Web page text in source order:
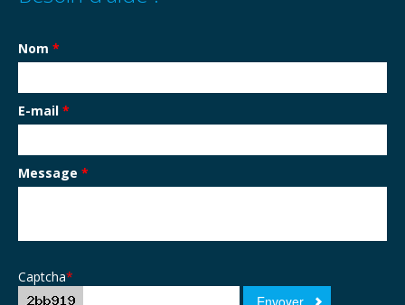
Nom *
E-mail *
Message *
Captcha*